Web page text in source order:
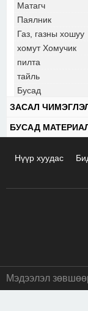
Матагч
Паялник
Газ, газны хошуу
хомут Хомучик
пилта
тайль
Бусад
ЗАСАЛ
БУСАД
Нүүр хуудас
Мэдээлэл